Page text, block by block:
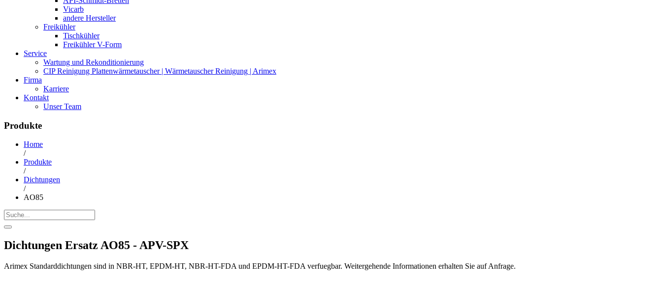
Vicarb
andere Hersteller
Freikühler
Tischkühler
Freikühler V-Form
Service
Wartung und Rekonditionierung
CIP Reinigung Plattenwärmetauscher | Wärmetauscher Reinigung | Arimex
Firma
Karriere
Kontakt
Unser Team
Produkte
Home
/
Produkte
/
Dichtungen
/
AO85
Dichtungen Ersatz AO85 - APV-SPX
Arimex Standarddichtungen sind in NBR-HT, EPDM-HT, NBR-HT-FDA und EPDM-HT-FDA verfuegbar. Weitergehende Informationen erhalten Sie auf Anfrage.